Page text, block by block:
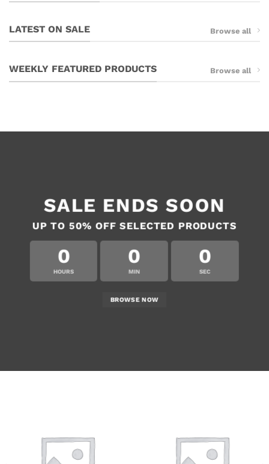
LATEST ON SALE Browse all
WEEKLY FEATURED PRODUCTS Browse all
SALE ENDS SOON
UP TO 50% OFF SELECTED PRODUCTS
0
HOURS
0
MIN
0
SEC
BROWSE NOW